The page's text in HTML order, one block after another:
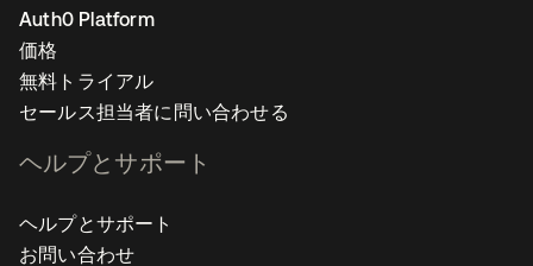
Auth0 Platform
価格
無料トライアル
セールス担当者に問い合わせる
ヘルプとサポート
ヘルプとサポート
お問い合わせ